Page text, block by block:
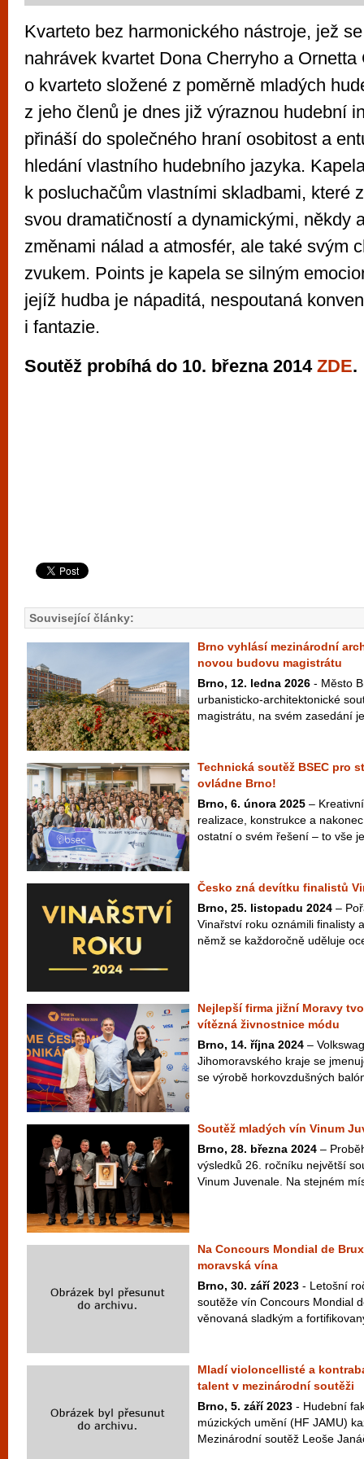
Kvarteto bez harmonického nástroje, jež
nahrávek kvartet Dona Cherryho a Ornetta
o kvarteto složené z poměrně mladých
z jeho členů je dnes již výraznou hudební
přináší do společného hraní osobitost a
hledání vlastního hudebního jazyka.
k posluchačům vlastními skladbami, které
svou dramatičností a dynamickými, někdy
změnami nálad a atmosfér, ale také svým
zvukem. Points je kapela se silným
jejíž hudba je nápaditá, nespoutaná
i fantazie.
Soutěž probíhá do 10. března 2014 ZDE.
Související články:
Brno vyhlásí mezinárodní
novou budovu magistrátu
Brno, 12. ledna 2026 - Město
urbanisticko-architektonické
magistrátu, na svém zasedání
Technická soutěž BSEC pro
ovládne Brno!
Brno, 6. února 2025 –
realizace, konstrukce a
ostatní o svém řešení – to vše
Česko zná devítku finalistů
Brno, 25. listopadu 2024 –
Vinařství roku oznámili finalisty
němž se každoročně uděluje
Nejlepší firma jižní Moravy
vítězná živnostnice módu
Brno, 14. října 2024 –
Jihomoravského kraje se
se výrobě horkovzdušných
Soutěž mladých vín Vinum
Brno, 28. března 2024 –
výsledků 26. ročníku největší
Vinum Juvenale. Na stejném
Na Concours Mondial de
moravská vína
Brno, 30. září 2023 - Letošní
soutěže vín Concours Mondial
věnovaná sladkým a
Mladí violoncellisté a
talent v mezinárodní soutěži
Brno, 5. září 2023 - Hudební
múzických umění (HF JAMU)
Mezinárodní soutěž Leoše